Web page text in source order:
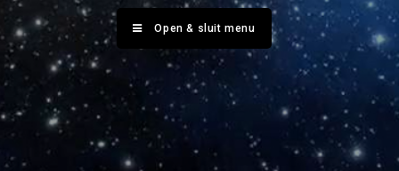
Stier
Tweelingen
Leeuw
Maagd
Vragen?
Info
Privacybeleid
Open & sluit menu